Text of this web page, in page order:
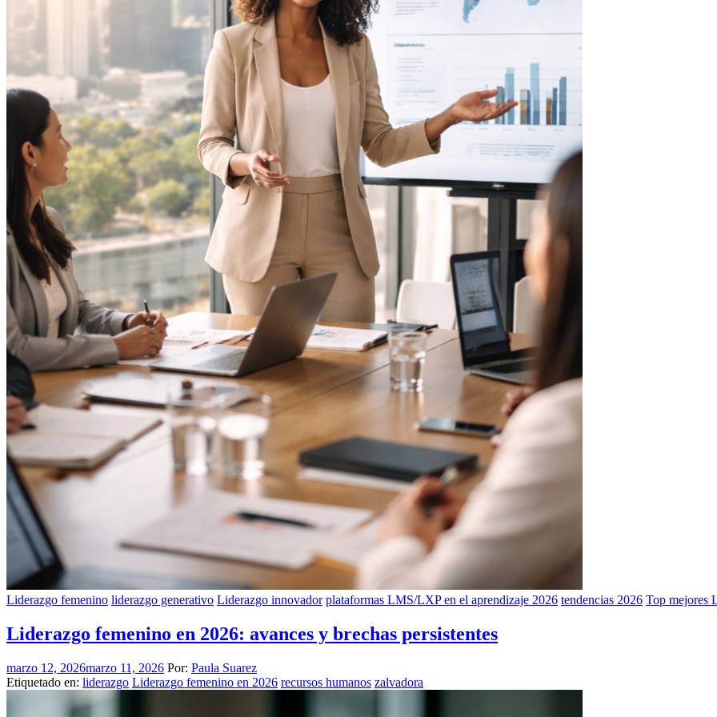
Liderazgo femenino liderazgo generativo Liderazgo innovador plataformas LMS/LXP en el aprendizaje 2026 tendencias 2026 Top mejores
Liderazgo femenino en 2026: avances y brechas persistentes
marzo 12, 2026marzo 11, 2026 Por: Paula Suarez
Etiquetado en: liderazgo Liderazgo femenino en 2026 recursos humanos zalvadora